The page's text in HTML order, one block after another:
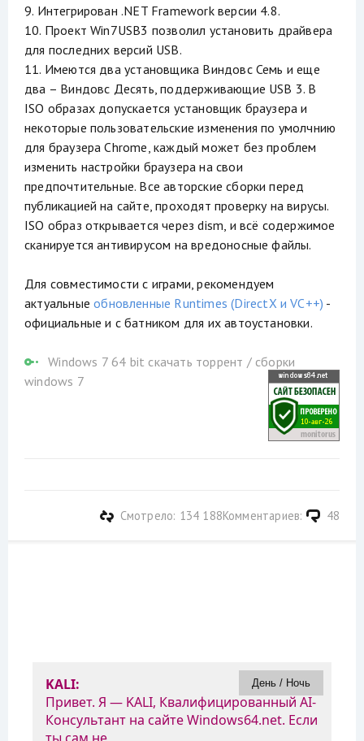
9. Интегрирован .NET Framework версии 4.8.
10. Проект Win7USB3 позволил установить драйвера
для последних версий USB.
11. Имеются два установщика Виндовс Семь и еще
два – Виндовс Десять, поддерживающие USB 3. В
ISO образах допускается установщик браузера и
некоторые пользовательские изменения по умолчнию
для браузера Chrome, каждый может без проблем
изменить настройки браузера на свои
предпочтительные. Все авторские сборки перед
публикацией на сайте, проходят проверку на вирусы.
ISO образ открывается через dism, и всё содержимое
сканируется антивирусом на вредоносные файлы.
Для совместимости с играми, рекомендуем
актуальныеобновленные Runtimes (DirectX и VC++) -
официальные и с батником для их автоустановки.
Windows 7 64 bit скачать торрент / сборки
windows 7
Комментариев: 48
Смотрело: 134 188